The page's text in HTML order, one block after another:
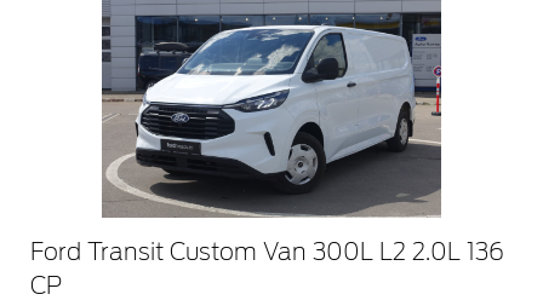
Ford Transit Custom Van 300L L2 2.0L 136
CP